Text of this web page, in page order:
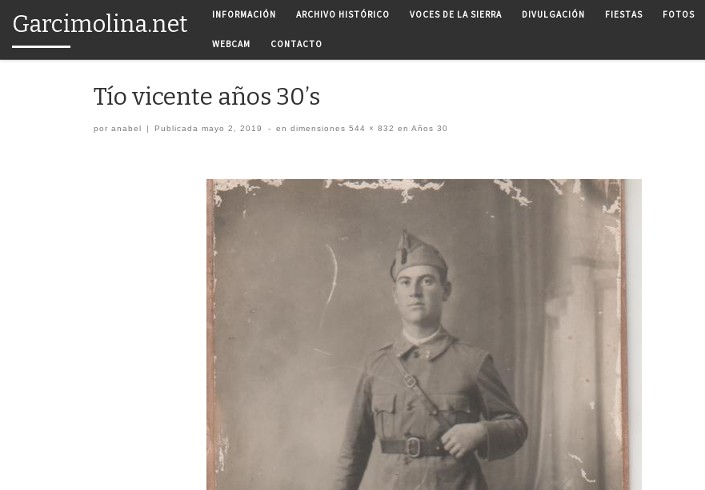
Saltar al contenido
Garcimolina.net INFORMACIÓN ARCHIVO HISTÓRICO VOCES DE LA SIERRA DIVULGACIÓN FIESTAS FOTOS
WEBCAM CONTACTO
Tío vicente años 30’s
por anabel | Publicadamayo 2, 2019 - en dimensiones 544 × 832 en Años 30